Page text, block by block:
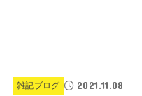
雑記ブログ 2021.11.08